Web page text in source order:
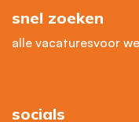
snel zoeken
alle vacaturesvoor
socials